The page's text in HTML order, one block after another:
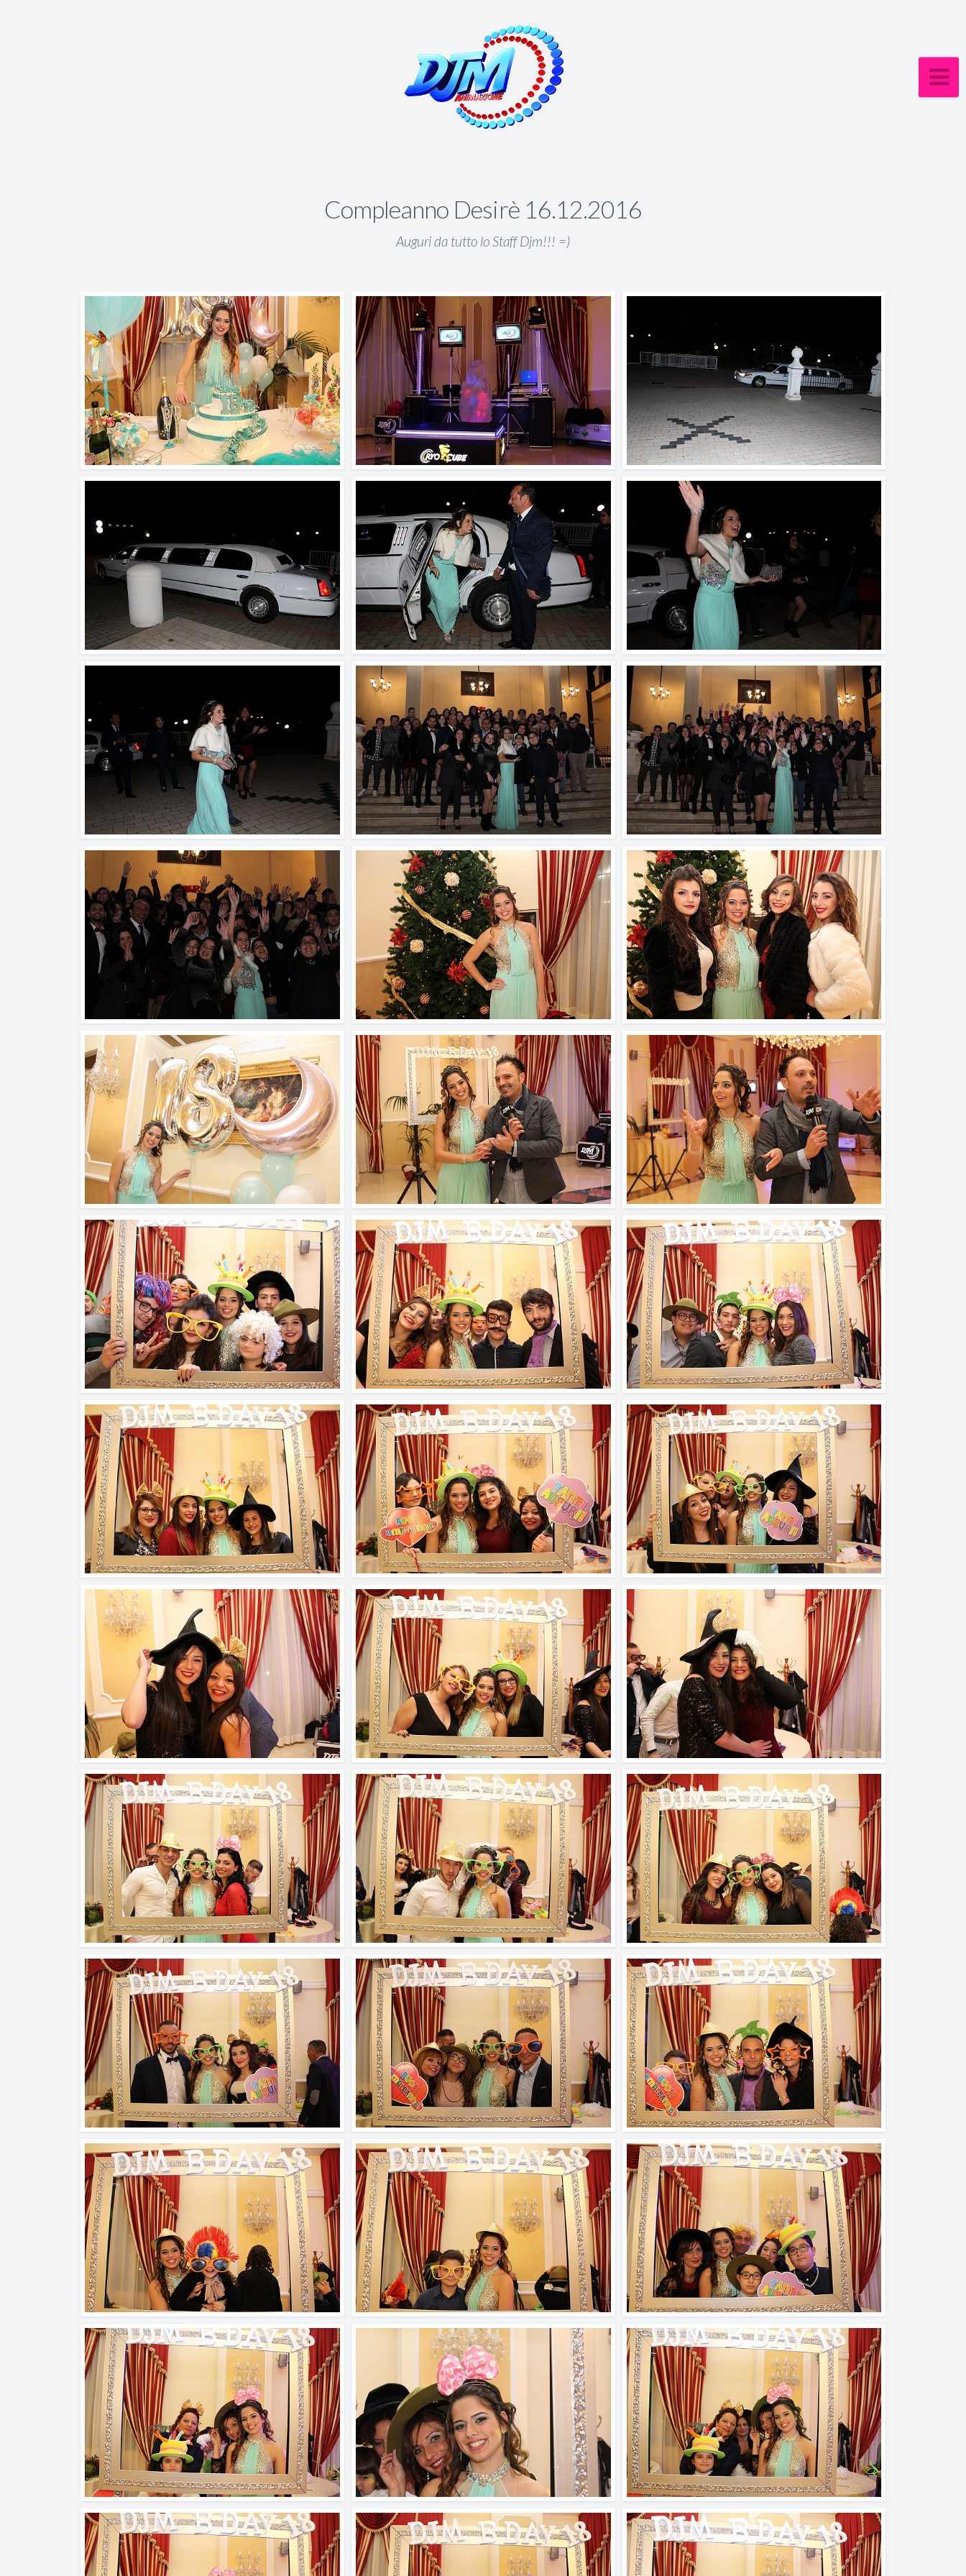
Compleanno Desirè 16.12.2016
Auguri da tutto lo Staff Djm!!! =)